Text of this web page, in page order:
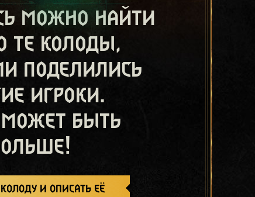
можно найти
те колоды,
поделились
игроки.
может быть
и описать её